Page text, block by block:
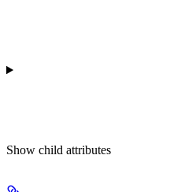
Show child attributes